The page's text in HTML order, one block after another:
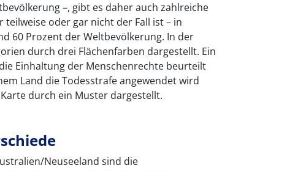
–, gibt es daher auch zahlreiche
teilweise oder gar nicht der Fall ist – in
60 Prozent der Weltbevölkerung. In der
durch drei Flächenfarben dargestellt. Ein
Einhaltung der Menschenrechte beurteilt
Land die Todesstrafe angewendet wird
durch ein Muster dargestellt.
Neuseeland sind die